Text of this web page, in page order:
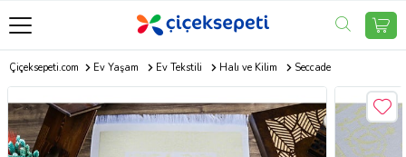
Çiçeksepeti.com Ev Yaşam Ev Tekstili Halı ve Kilim Seccade